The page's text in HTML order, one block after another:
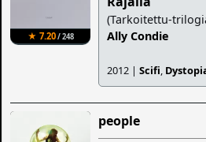
★ 7.20/ 248
(Tarkoitettu-
Ally Condie
2012 |Scifi,
people